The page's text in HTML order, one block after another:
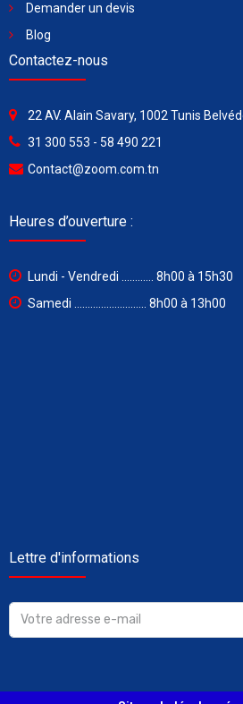
Demander un devis
Blog
Contactez-nous
22 AV. Alain Savary, 1002 Tunis
31 300 553 - 58 490 221
Contact@zoom.com.tn
Heures d’ouverture :
Lundi - Vendredi ............ 8h00 à 15h30
Samedi ........................... 8h00 à 13h00
Lettre d'informations